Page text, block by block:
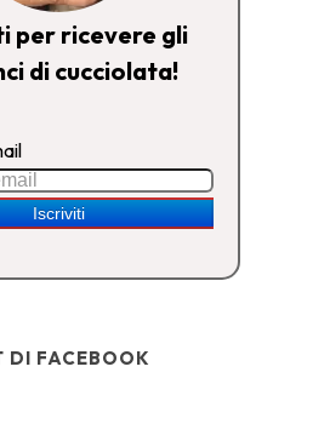
per ricevere gli
di cucciolata!
DI FACEBOOK